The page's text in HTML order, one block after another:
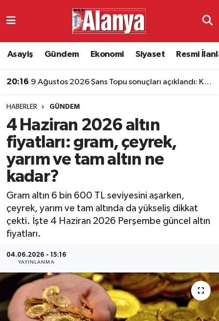
Asayiş Gündem Ekonomi Siyaset Resmi
20:16 9 Ağustos 2026 Şans Topu sonuçları açıklandı: Kazandıran numaralar belli oldu
HABERLER GÜNDEM
4 Haziran 2026 altın
fiyatları: gram, çeyrek,
yarım ve tam altın ne
kadar?
Gram altın 6 bin 600 TL seviyesini aşarken,
çeyrek, yarım ve tam altında da yükseliş dikkat
çekti. İşte 4 Haziran 2026 Perşembe güncel altın
fiyatları.
04.06.2026 - 15:16
YAYINLANMA
Ekonomi
Resmi İlanlar
Alanyaspor
E-Gazete
Antalya Namaz Vakitleri
Süper Lig Puan Durumu ve Fikstür
Tüm Manşetler
Haber Arşivi